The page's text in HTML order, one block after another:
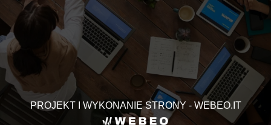
PROJEKT I WYKONANIE STRONY - WEBEO.IT